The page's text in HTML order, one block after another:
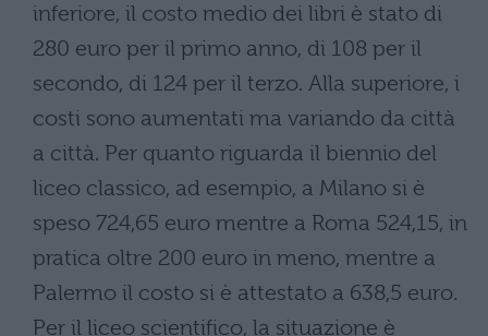
inferiore, il costo medio dei libri è stato di
280 euro per il primo anno, di 108 per il
secondo, di 124 per il terzo. Alla superiore, i
costi sono aumentati ma variando da città
a città. Per quanto riguarda il biennio del
liceo classico, ad esempio, a Milano si è
speso 724,65 euro mentre a Roma 524,15, in
pratica oltre 200 euro in meno, mentre a
Palermo il costo si è attestato a 638,5 euro.
Per il liceo scientifico, la situazione è